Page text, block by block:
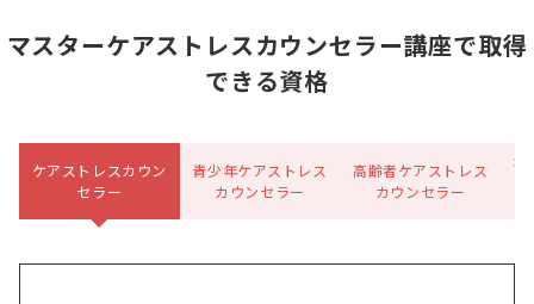
マスターケアストレスカウンセラー講座で取得
できる資格
ケアストレスカウン
セラー
青少年ケアストレス
カウンセラー
高齢者ケアストレス
カウンセラー
企